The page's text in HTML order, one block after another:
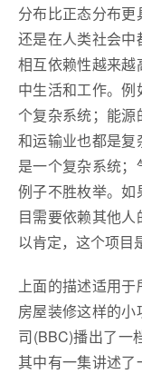
分布比正态分布
还是在人类社会
相互依赖性越来
中生活和工作。
个复杂系统；能
和运输业也都是
是一个复杂系统
例子不胜枚举。
目需要依赖其他
以肯定，这个项目
上面的描述适用
房屋装修这样的
司(BBC)播出了一
其中有一集讲述